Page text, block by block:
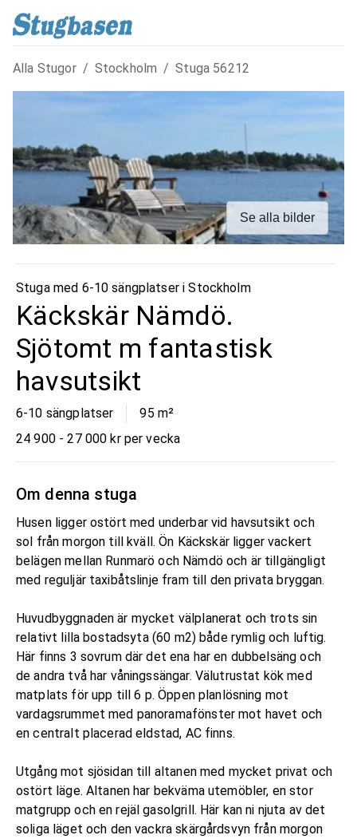
Alla Stugor / Stockholm / Stuga 56212
Se alla bilder
Stuga med 6-10 sängplatser iStockholm
Käckskär Nämdö.
Sjötomt m fantastisk
havsutsikt
6-10 sängplatser 95 m²
24 900 - 27 000 kr per vecka
Om denna stuga
Husen ligger ostört med underbar vid havsutsikt och
sol från morgon till kväll. Ön Käckskär ligger vackert
belägen mellan Runmarö och Nämdö och är tillgängligt
med reguljär taxibåtslinje fram till den privata bryggan.
Huvudbyggnaden är mycket välplanerat och trots sin
relativt lilla bostadsyta (60 m2) både rymlig och luftig.
Här finns 3 sovrum där det ena har en dubbelsäng och
de andra två har våningssängar. Välutrustat kök med
matplats för upp till 6 p. Öppen planlösning mot
vardagsrummet med panoramafönster mot havet och
en centralt placerad eldstad, AC finns.
Utgång mot sjösidan till altanen med mycket privat och
ostört läge. Altanen har bekväma utemöbler, en stor
matgrupp och en rejäl gasolgrill. Här kan ni njuta av det
soliga läget och den vackra skärgårdsvyn från morgon